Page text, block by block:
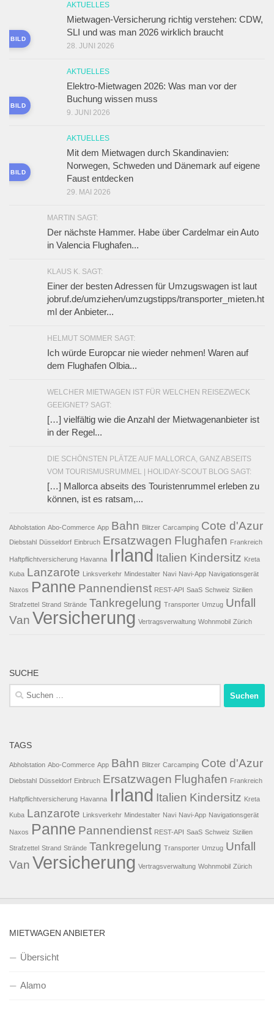
BILD
AKTUELLES
Mietwagen-Versicherung richtig verstehen: CDW,
SLI und was man 2026 wirklich braucht
28. JUNI 2026
BILD
AKTUELLES
Elektro-Mietwagen 2026: Was man vor der
Buchung wissen muss
9. JUNI 2026
BILD
AKTUELLES
Mit dem Mietwagen durch Skandinavien:
Norwegen, Schweden und Dänemark auf eigene
Faust entdecken
29. MAI 2026
MARTIN SAGT:
Der nächste Hammer. Habe über Cardelmar ein Auto
in Valencia Flughafen...
KLAUS K. SAGT:
Einer der besten Adressen für Umzugswagen ist laut
jobruf.de/umziehen/umzugstipps/transporter_mieten.ht
ml der Anbieter...
HELMUT SOMMER SAGT:
Ich würde Europcar nie wieder nehmen! Waren auf
dem Flughafen Olbia...
WELCHER MIETWAGEN IST FÜR WELCHEN REISEZWECK
GEEIGNET? SAGT:
[…] vielfältig wie die Anzahl der Mietwagenanbieter ist
in der Regel...
DIE SCHÖNSTEN PLÄTZE AUF MALLORCA, GANZ ABSEITS
VOM TOURISMUSRUMMEL | HOLIDAY-SCOUT BLOG SAGT:
[…] Mallorca abseits des Touristenrummel erleben zu
können, ist es ratsam,...
Abholstation Abo-Commerce App Bahn Blitzer Carcamping Cote d'Azur
Diebstahl Düsseldorf Einbruch Ersatzwagen Flughafen Frankreich
Haftpflichtversicherung Havanna Irland Italien Kindersitz Kreta
Kuba Lanzarote Linksverkehr Mindestalter Navi Navi-App Navigationsgerät
Naxos Panne Pannendienst REST-API SaaS Schweiz Sizilien
Strafzettel Strand Strände Tankregelung Transporter Umzug Unfall
Van Versicherung Vertragsverwaltung Wohnmobil Zürich
SUCHE
Suchen
nach:
TAGS
Abholstation Abo-Commerce App Bahn Blitzer Carcamping Cote d'Azur
Diebstahl Düsseldorf Einbruch Ersatzwagen Flughafen Frankreich
Haftpflichtversicherung Havanna Irland Italien Kindersitz Kreta
Kuba Lanzarote Linksverkehr Mindestalter Navi Navi-App Navigationsgerät
Naxos Panne Pannendienst REST-API SaaS Schweiz Sizilien
Strafzettel Strand Strände Tankregelung Transporter Umzug Unfall
Van Versicherung Vertragsverwaltung Wohnmobil Zürich
MIETWAGEN ANBIETER
Übersicht
Alamo